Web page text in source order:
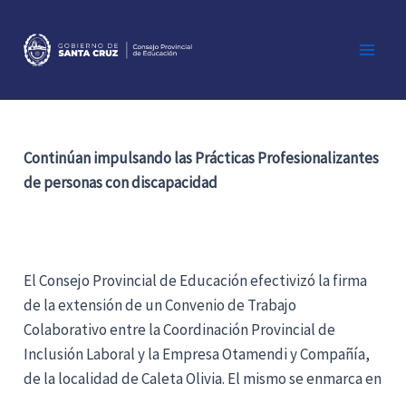
contenido
Continúan impulsando las Prácticas Profesionalizantes
de personas con discapacidad
El Consejo Provincial de Educación efectivizó la firma
de la extensión de un Convenio de Trabajo
Colaborativo entre la Coordinación Provincial de
Inclusión Laboral y la Empresa Otamendi y Compañía,
de la localidad de Caleta Olivia. El mismo se enmarca en